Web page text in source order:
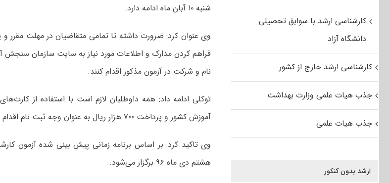
شنبه ۱۰ آبان ماه ادامه دارد.
وی عنوان کرد: ضرورت داشته تا تمامی متقاضیان در مهلت مقرر و
فراهم کردن مدارک و اطلاعات مورد نیاز به سایت سازمان
نام و شرکت در آزمون مذکور اقدام کنند.
توکلی ادامه داد: همه داوطلبان لازم است با استفاده از
آموزش کشور و پرداخت ۷۰۰ هزار ریال به عنوان وجه ثبت نام اقدام کنند.
وی تاکید کرد: بر اساس برنامه زمانی پیش بینی شده آزمون
هشتم دی ماه ۹۶ برگزار می‌شود.
کارشناسی ارشد با سوابق تحصیلی
دانشگاه آزاد
کارشناسی ارشد خارج از کشور
جذب هیات علمی وزارت بهداشت
جذب هیات علمی
ارشد بدون کنکور